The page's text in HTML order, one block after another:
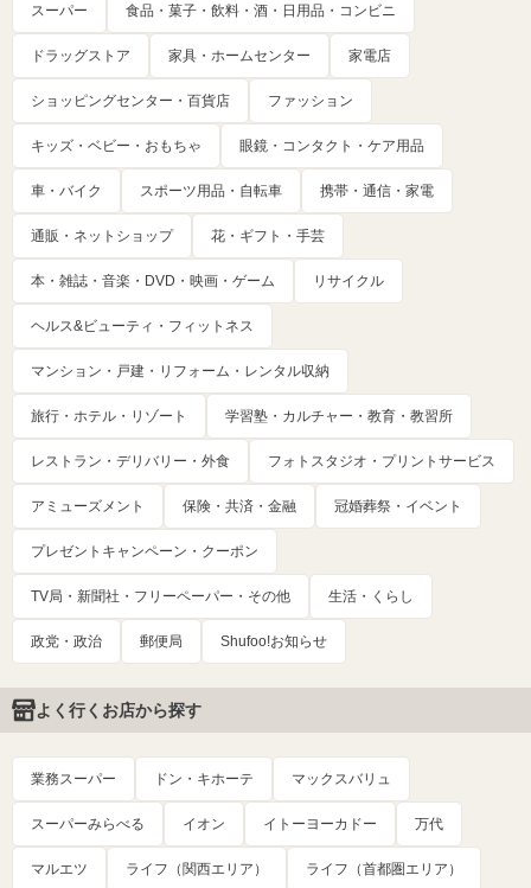
スーパー 食品・菓子・飲料・酒・日用品・コンビニ
ドラッグストア 家具・ホームセンター 家電店
ショッピングセンター・百貨店 ファッション
キッズ・ベビー・おもちゃ 眼鏡・コンタクト・ケア用品
車・バイク スポーツ用品・自転車 携帯・通信・家電
通販・ネットショップ 花・ギフト・手芸
本・雑誌・音楽・DVD・映画・ゲーム リサイクル
ヘルス&ビューティ・フィットネス
マンション・戸建・リフォーム・レンタル収納
旅行・ホテル・リゾート 学習塾・カルチャー・教育・教習所
レストラン・デリバリー・外食 フォトスタジオ・プリントサービス
アミューズメント 保険・共済・金融 冠婚葬祭・イベント
プレゼントキャンペーン・クーポン
TV局・新聞社・フリーペーパー・その他 生活・くらし
政党・政治 郵便局 Shufoo!お知らせ
よく行くお店から探す
業務スーパー ドン・キホーテ マックスバリュ
スーパーみらべる イオン イトーヨーカドー 万代
マルエツ ライフ（関西エリア） ライフ（首都圏エリア）